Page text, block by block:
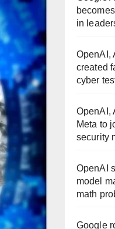
in
OpenAI,
created
cyber
OpenAI,
Meta to
security
OpenAI
model
math
Google